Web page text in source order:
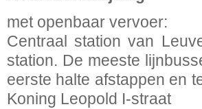
met openbaar vervoer:
Centraal station van
station. De meeste
eerste halte afstappen en
Koning Leopold I-straat